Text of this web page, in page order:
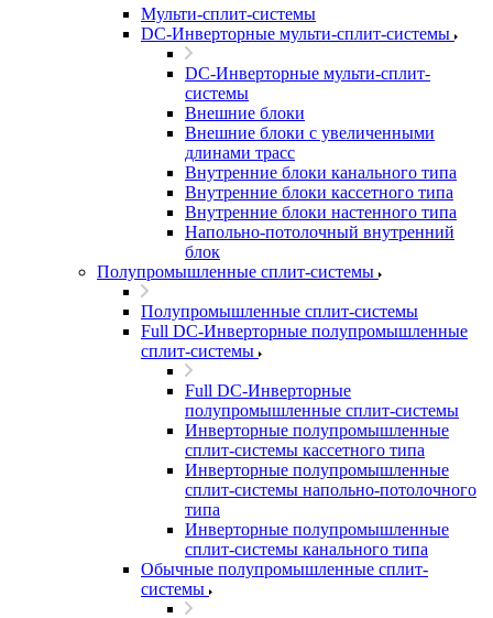
Мульти-сплит-системы
DC-Инверторные мульти-сплит-системы
DC-Инверторные мульти-сплит-
системы
Внешние блоки
Внешние блоки с увеличенными
длинами трасс
Внутренние блоки канального типа
Внутренние блоки кассетного типа
Внутренние блоки настенного типа
Напольно-потолочный внутренний
блок
Полупромышленные сплит-системы
Полупромышленные сплит-системы
Full DC-Инверторные полупромышленные
сплит-системы
Full DC-Инверторные
полупромышленные сплит-системы
Инверторные полупромышленные
сплит-системы кассетного типа
Инверторные полупромышленные
сплит-системы напольно-потолочного
типа
Инверторные полупромышленные
сплит-системы канального типа
Обычные полупромышленные сплит-
системы